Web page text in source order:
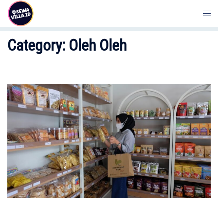
Skip
content
Category: Oleh Oleh